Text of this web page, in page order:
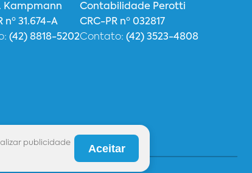
Kampmann
nº 31.674-A
(42) 8818-5202
Contabilidade Perotti
CRC-PR nº 032817
Contato: (42) 3523-4808
Aceitar
publicidade